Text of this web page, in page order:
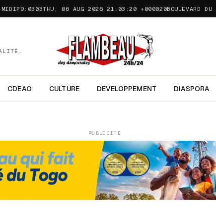
06 AUG 2026 21:03:20 +000020BOULEVARD
CDEAO CULTURE DÉVELOPPEMENT DIASPORA
PUBLICITÉ